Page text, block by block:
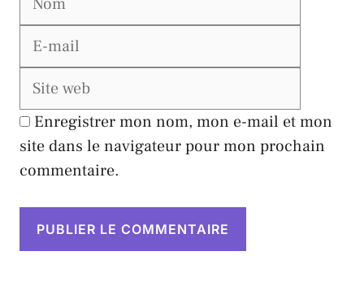
Enregistrer mon nom, mon e-mail et mon
site dans le navigateur pour mon prochain
commentaire.